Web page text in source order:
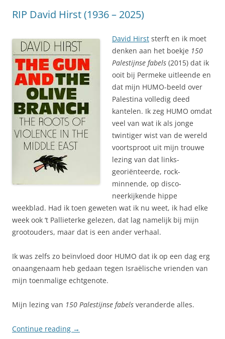
RIP David Hirst (1936 – 2025)
David Hirst sterft en ik moet
denken aan het boekje 150
Palestijnse fabels (2015) dat ik
ooit bij Permeke uitleende en
dat mijn HUMO-beeld over
Palestina volledig deed
kantelen. Ik zeg HUMO omdat
veel van wat ik als jonge
twintiger wist van de wereld
voortsproot uit mijn trouwe
lezing van dat links-
georiënteerde, rock-
minnende, op disco-
neerkijkende hippe
weekblad. Had ik toen geweten wat ik nu weet, ik had elke
week ook ‘t Pallieterke gelezen, dat lag namelijk bij mijn
grootouders, maar dat is een ander verhaal.
Ik was zelfs zo beïnvloed door HUMO dat ik op een dag erg
onaangenaam heb gedaan tegen Israëlische vrienden van
mijn toenmalige echtgenote.
Mijn lezing van 150 Palestijnse fabels veranderde alles.
Continue reading →